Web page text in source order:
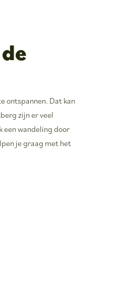
ontspannen. Dat kan
zijn er veel
een wandeling door
je graag met het